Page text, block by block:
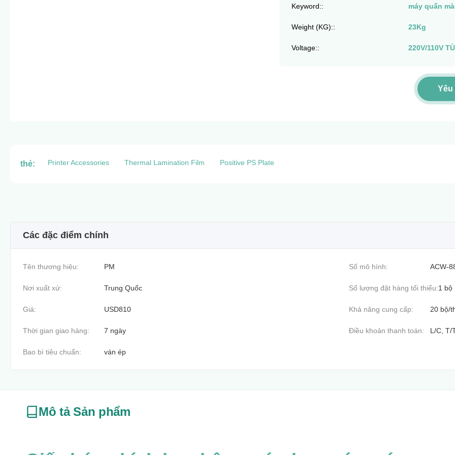
Keyword:: máy quấn
Weight (KG):: 23Kg
Voltage:: 220V/110V
Yêu
thẻ: Printer Accessories Thermal Lamination Film Positive PS Plate
Các đặc điểm chính
Tên thương hiệu: PM Số mô hình: ACW-
Nơi xuất xứ: Trung Quốc Số lượng đặt hàng tối thiểu:1 bộ
Giá: USD810 Khả năng cung cấp: 20 bộ/
Thời gian giao hàng: 7 ngày Điều khoản thanh toán: L/C, T/
Bao bì tiêu chuẩn: ván ép
Mô tả Sản phẩm